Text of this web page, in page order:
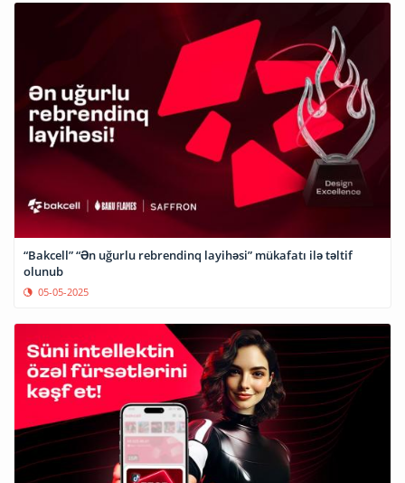
“Bakcell” “Ən uğurlu rebrendinq layihəsi” mükafatı ilə təltif
olunub
05-05-2025